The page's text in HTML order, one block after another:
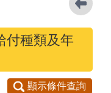
付種類及年
顯示條件查詢